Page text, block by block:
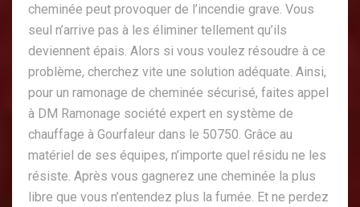
cheminée peut provoquer de l’incendie grave. Vous
seul n’arrive pas à les éliminer tellement qu’ils
deviennent épais. Alors si vous voulez résoudre à ce
problème, cherchez vite une solution adéquate. Ainsi,
pour un ramonage de cheminée sécurisé, faites appel
à DM Ramonage société expert en système de
chauffage à Gourfaleur dans le 50750. Grâce au
matériel de ses équipes, n’importe quel résidu ne les
résiste. Après vous gagnerez une cheminée la plus
libre que vous n’entendez plus la fumée. Et ne perdez